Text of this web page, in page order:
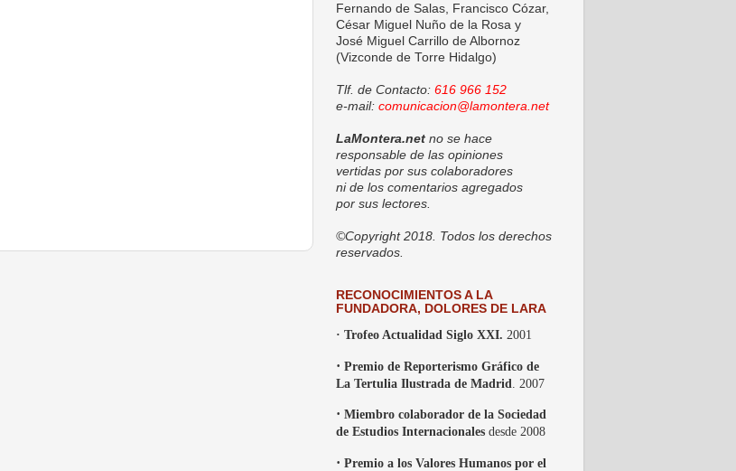
Fernando de Salas, Francisco Cózar,
César Miguel Nuño de la Rosa y
José Miguel Carrillo de Albornoz
(Vizconde de Torre Hidalgo)
Tlf. de Contacto: 616 966 152
e-mail: comunicacion@lamontera.net
LaMontera.net no se hace
responsable de las opiniones
vertidas por sus colaboradores
ni de los comentarios agregados
por sus lectores.
©Copyright 2018. Todos los derechos
reservados.
RECONOCIMIENTOS A LA
FUNDADORA, DOLORES DE LARA
· Trofeo Actualidad Siglo XXI. 2001
· Premio de Reporterismo Gráfico de
La Tertulia Ilustrada de Madrid . 2007
· Miembro colaborador de la Sociedad
de Estudios Internacionales desde 2008
· Premio a los Valores Humanos por el